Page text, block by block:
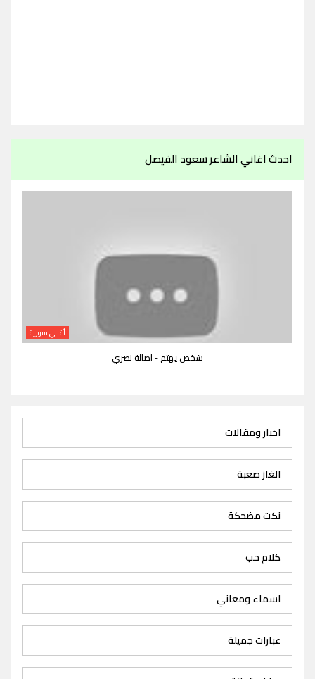
احدث اغاني الشاعر سعود الفيصل
أغاني سورية
شخص يهتم - اصالة نصري
اخبار ومقالات
الغاز صعبة
نكت مضحكة
كلام حب
اسماء ومعاني
عبارات جميلة